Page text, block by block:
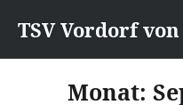
zumTSV Vordorf von
Monat: